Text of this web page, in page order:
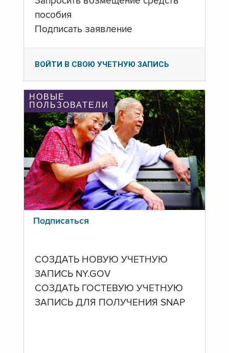
пособия
Подписать заявление
ВОЙТИ В СВОЮ УЧЕТНУЮ ЗАПИСЬ
НОВЫЕ
ПОЛЬЗОВАТЕЛИ
Подписаться
СОЗДАТЬ НОВУЮ УЧЕТНУЮ
ЗАПИСЬ NY.GOV
СОЗДАТЬ ГОСТЕВУЮ УЧЕТНУЮ
ЗАПИСЬ ДЛЯ ПОЛУЧЕНИЯ SNAP